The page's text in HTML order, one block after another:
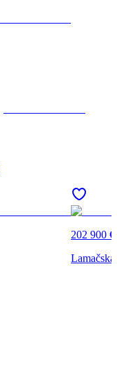
202 900 €